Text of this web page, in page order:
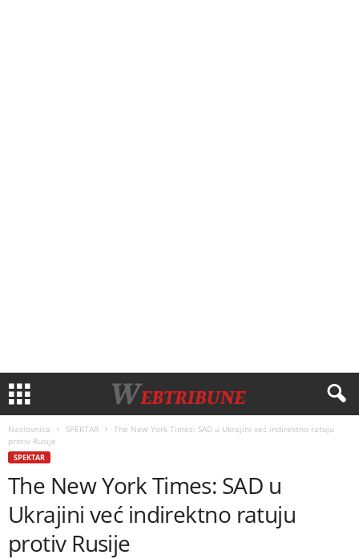
Naslovnica SPEKTAR
The New York Times: SAD u Ukrajini već indirektno ratuju
protiv Rusije
SPEKTAR
The New York Times: SAD u
Ukrajini već indirektno ratuju
protiv Rusije